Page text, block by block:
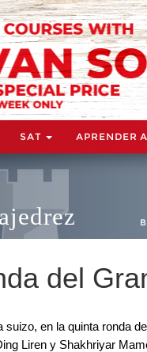
SAT APRENDER
del
suizo, en la quinta ronda
Liren y Shakhriyar